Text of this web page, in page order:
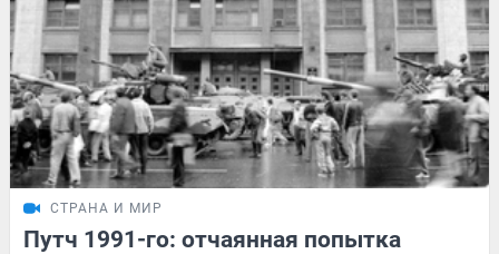
СТРАНА И МИР
Путч 1991-го: отчаянная попытка